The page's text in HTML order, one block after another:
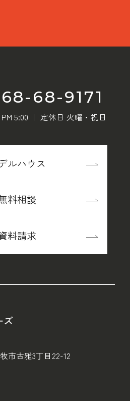
68-9171
5:00 ｜ 定休日 火曜・祝日
ルハウス
料相談
料請求
ズ
市古雅3丁目22-12